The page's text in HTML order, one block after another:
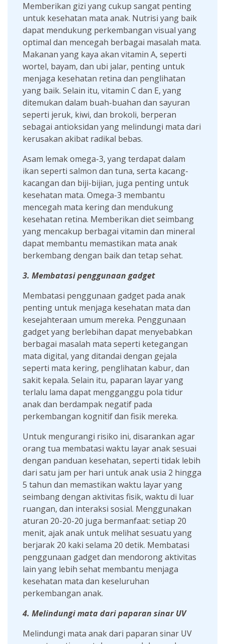
Memberikan gizi yang cukup sangat penting
untuk kesehatan mata anak. Nutrisi yang baik
dapat mendukung perkembangan visual yang
optimal dan mencegah berbagai masalah mata.
Makanan yang kaya akan vitamin A, seperti
wortel, bayam, dan ubi jalar, penting untuk
menjaga kesehatan retina dan penglihatan
yang baik. Selain itu, vitamin C dan E, yang
ditemukan dalam buah-buahan dan sayuran
seperti jeruk, kiwi, dan brokoli, berperan
sebagai antioksidan yang melindungi mata dari
kerusakan akibat radikal bebas.
Asam lemak omega-3, yang terdapat dalam
ikan seperti salmon dan tuna, serta kacang-
kacangan dan biji-bijian, juga penting untuk
kesehatan mata. Omega-3 membantu
mencegah mata kering dan mendukung
kesehatan retina. Memberikan diet seimbang
yang mencakup berbagai vitamin dan mineral
dapat membantu memastikan mata anak
berkembang dengan baik dan tetap sehat.
3. Membatasi penggunaan gadget
Membatasi penggunaan gadget pada anak
penting untuk menjaga kesehatan mata dan
kesejahteraan umum mereka. Penggunaan
gadget yang berlebihan dapat menyebabkan
berbagai masalah mata seperti ketegangan
mata digital, yang ditandai dengan gejala
seperti mata kering, penglihatan kabur, dan
sakit kepala. Selain itu, paparan layar yang
terlalu lama dapat mengganggu pola tidur
anak dan berdampak negatif pada
perkembangan kognitif dan fisik mereka.
Untuk mengurangi risiko ini, disarankan agar
orang tua membatasi waktu layar anak sesuai
dengan panduan kesehatan, seperti tidak lebih
dari satu jam per hari untuk anak usia 2 hingga
5 tahun dan memastikan waktu layar yang
seimbang dengan aktivitas fisik, waktu di luar
ruangan, dan interaksi sosial. Menggunakan
aturan 20-20-20 juga bermanfaat: setiap 20
menit, ajak anak untuk melihat sesuatu yang
berjarak 20 kaki selama 20 detik. Membatasi
penggunaan gadget dan mendorong aktivitas
lain yang lebih sehat membantu menjaga
kesehatan mata dan keseluruhan
perkembangan anak.
4. Melindungi mata dari paparan sinar UV
Melindungi mata anak dari paparan sinar UV